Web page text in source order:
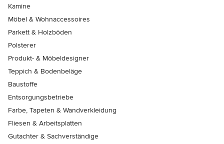
Kamine
Möbel & Wohnaccessoires
Parkett & Holzböden
Polsterer
Produkt- & Möbeldesigner
Teppich & Bodenbeläge
Baustoffe
Entsorgungsbetriebe
Farbe, Tapeten & Wandverkleidung
Fliesen & Arbeitsplatten
Gutachter & Sachverständige